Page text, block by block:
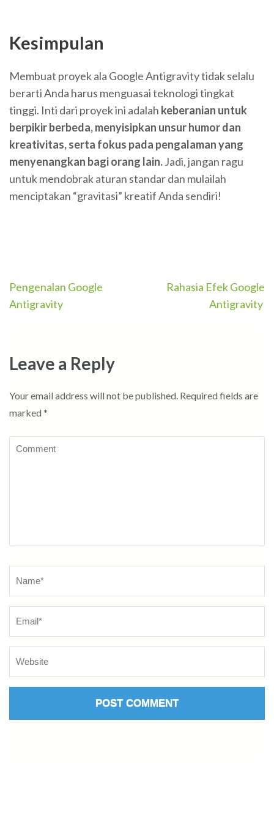
Kesimpulan
Membuat proyek ala Google Antigravity tidak selalu
berarti Anda harus menguasai teknologi tingkat
tinggi. Inti dari proyek ini adalah keberanian untuk
berpikir berbeda, menyisipkan unsur humor dan
kreativitas, serta fokus pada pengalaman yang
menyenangkan bagi orang lain.Jadi, jangan ragu
untuk mendobrak aturan standar dan mulailah
menciptakan “gravitasi” kreatif Anda sendiri!
Post
navigation
Pengenalan Google
Antigravity
Rahasia Efek Google
Antigravity
Leave a Reply
Your email address will not be published. Required fields are
marked *